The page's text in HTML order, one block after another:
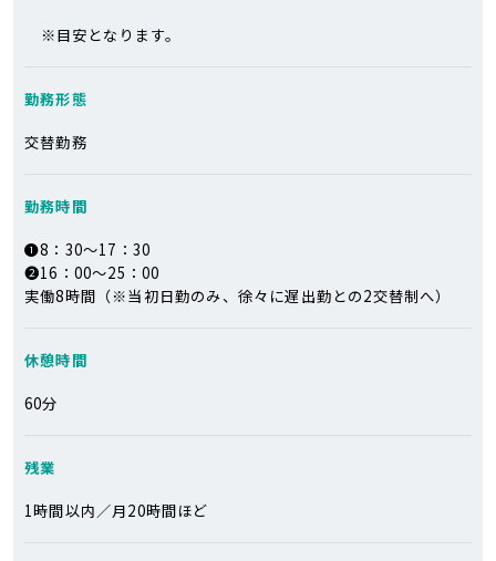
※目安となります。
勤務形態
交替勤務
勤務時間
❶8：30～17：30
❷16：00～25：00
実働8時間（※当初日勤のみ、徐々に遅出勤との2交替制へ）
休憩時間
60分
残業
1時間以内／月20時間ほど